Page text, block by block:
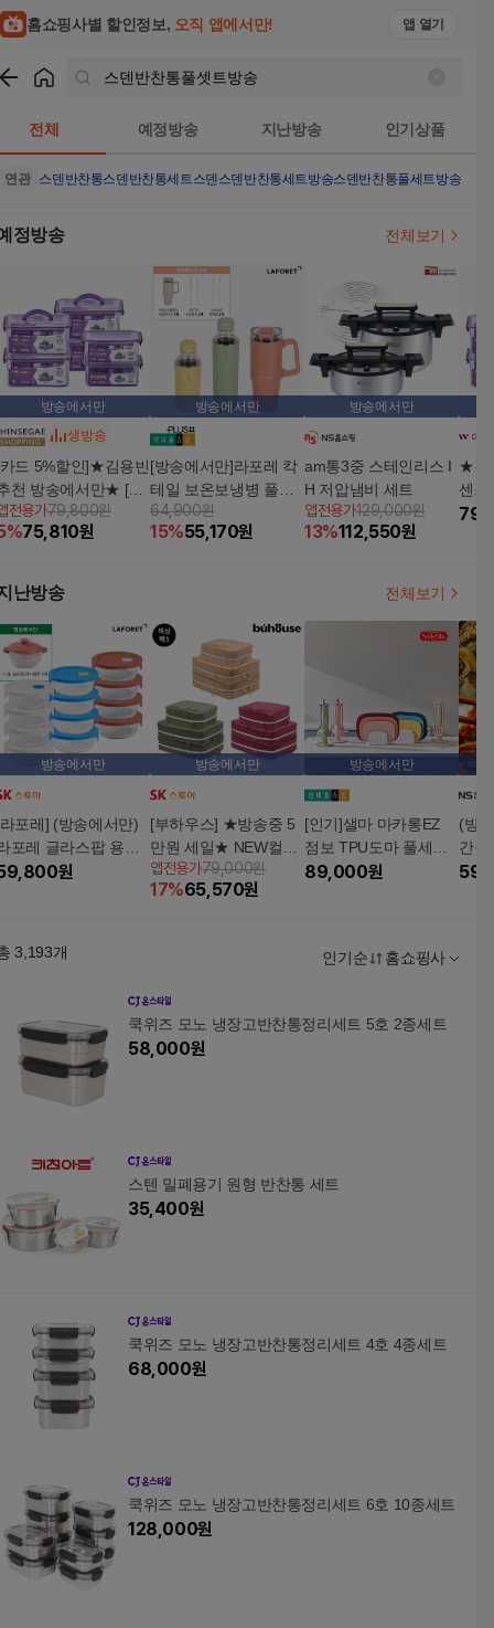
홈쇼핑사별 할인정보, 오직 앱에서만! 앱 열기
전체 예정방송 지난방송 인기상품
연관 스덴반찬통스덴반찬통세트스덴 스덴반찬통세트방송스덴반찬통풀세트방송
정방송 전체보기
방송에서만
생방송
드 5%할인]★김용빈
천 방송에서만★ [대
량] 히트락 올트라이
밀폐용기 6개 세트
전용가79,800원
%75,810원
방송에서만
[방송에서만]라포레 칵
테일 보온보냉병 풀세
트
64,900원
15%55,170원
방송에서만
am통3중 스테인리스 I
H 저압냄비 세트
앱전용가129,000원
13%112,550원
★김
센스
탄
난방송 전체보기
방송에서만
포레] (방송에서만)
포레 글라스팝 용기
세트(밥용기 12개+
원
방송에서만
[부하우스] ★방송중 5
만원 세일★ NEW컬러
부하우스 대용량 이불
정리 압축파우치 세트 -
앱전용가79,000원
17%65,570원
방송에서만
[인기]샐마 마카롱EZ
점보 TPU도마 풀세트
(방송에서만 조리도구
89,000원
(방
간장
트 (
3,193개 인기순 홈쇼핑사
쿡위즈 모노 냉장고반찬통정리세트 5호 2종세트
58,000원
스텐 밀폐용기 원형 반찬통 세트
35,400원
쿡위즈 모노 냉장고반찬통정리세트 4호 4종세트
68,000원
쿡위즈 모노 냉장고반찬통정리세트 6호 10종세트
128,000원